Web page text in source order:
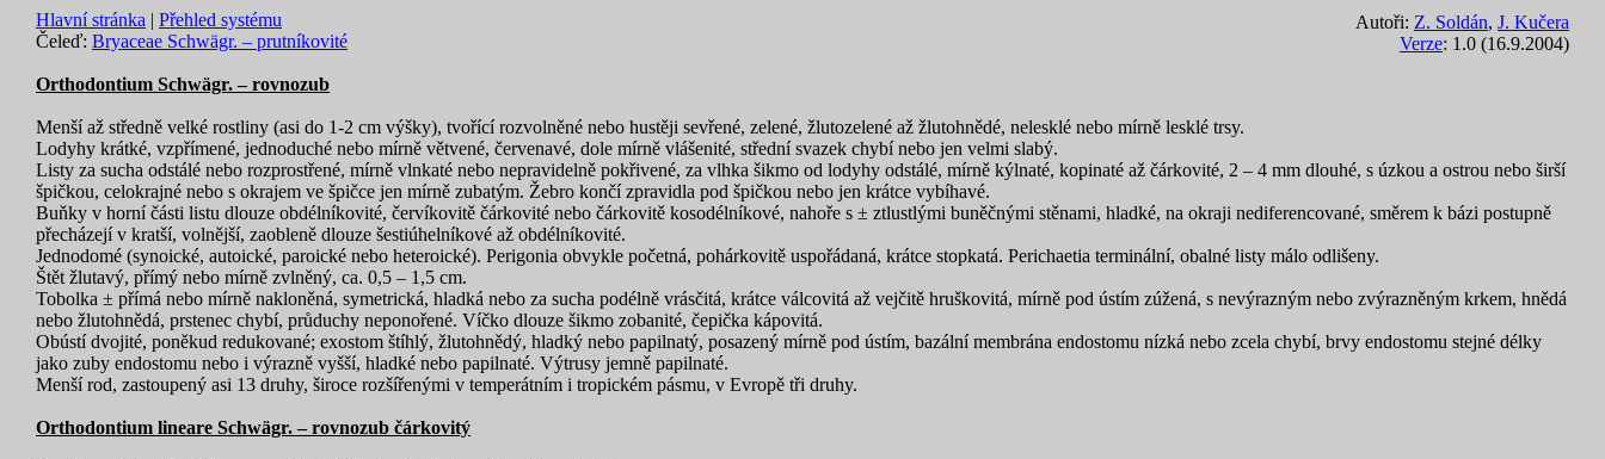
Hlavní stránka | Přehled systému
Čeleď: Bryaceae Schwägr. – prutníkovité
Autoři: Z. Soldán, J. Kučera
Verze: 1.0 (16.9.2004)
Orthodontium Schwägr. – rovnozub
Menší až středně velké rostliny (asi do 1-2 cm výšky), tvořící rozvolněné nebo hustěji sevřené, zelené, žlutozelené až žlutohnědé, nelesklé nebo mírně lesklé trsy.
Lodyhy krátké, vzpřímené, jednoduché nebo mírně větvené, červenavé, dole mírně vlášenité, střední svazek chybí nebo jen velmi slabý.
Listy za sucha odstálé nebo rozprostřené, mírně vlnkaté nebo nepravidelně pokřivené, za vlhka šikmo od lodyhy odstálé, mírně kýlnaté, kopinaté až čárkovité, 2 – 4 mm dlouhé, s úzkou a ostrou nebo širší
špičkou, celokrajné nebo s okrajem ve špičce jen mírně zubatým. Žebro končí zpravidla pod špičkou nebo jen krátce vybíhavé.
Buňky v horní části listu dlouze obdélníkovité, červíkovitě čárkovité nebo čárkovitě kosodélníkové, nahoře s ± ztlustlými buněčnými stěnami, hladké, na okraji nediferencované, směrem k bázi postupně
přecházejí v kratší, volnější, zaobleně dlouze šestiúhelníkové až obdélníkovité.
Jednodomé (synoické, autoické, paroické nebo heteroické). Perigonia obvykle početná, pohárkovitě uspořádaná, krátce stopkatá. Perichaetia terminální, obalné listy málo odlišeny.
Štět žlutavý, přímý nebo mírně zvlněný, ca. 0,5 – 1,5 cm.
Tobolka ± přímá nebo mírně nakloněná, symetrická, hladká nebo za sucha podélně vrásčitá, krátce válcovitá až vejčitě hruškovitá, mírně pod ústím zúžená, s nevýrazným nebo zvýrazněným krkem, hnědá
nebo žlutohnědá, prstenec chybí, průduchy neponořené. Víčko dlouze šikmo zobanité, čepička kápovitá.
Obústí dvojité, poněkud redukované; exostom štíhlý, žlutohnědý, hladký nebo papilnatý, posazený mírně pod ústím, bazální membrána endostomu nízká nebo zcela chybí, brvy endostomu stejné délky
jako zuby endostomu nebo i výrazně vyšší, hladké nebo papilnaté. Výtrusy jemně papilnaté.
Menší rod, zastoupený asi 13 druhy, široce rozšířenými v temperátním i tropickém pásmu, v Evropě tři druhy.
Orthodontium lineare Schwägr. – rovnozub čárkovitý